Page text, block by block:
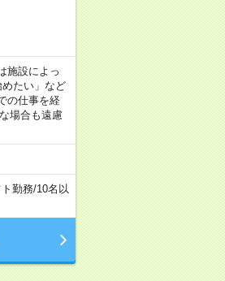
施設によっ
たい」など
の仕事を経
場合も遠慮
勤務/10名以